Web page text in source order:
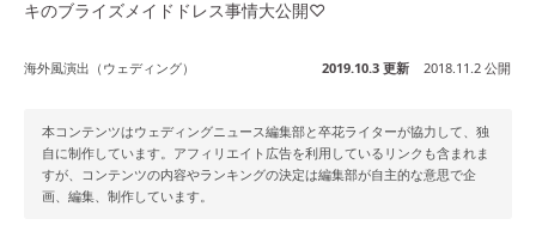
キのブライズメイドドレス事情大公開♡
海外風演出（ウェディング） 2019.10.3 更新 2018.11.2 公開
本コンテンツはウェディングニュース編集部と卒花ライターが協力して、独
自に制作しています。アフィリエイト広告を利用しているリンクも含まれま
すが、コンテンツの内容やランキングの決定は編集部が自主的な意思で企
画、編集、制作しています。